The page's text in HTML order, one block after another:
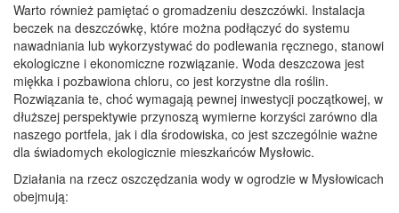
Warto również pamiętać o gromadzeniu deszczówki. Instalacja
beczek na deszczówkę, które można podłączyć do systemu
nawadniania lub wykorzystywać do podlewania ręcznego, stanowi
ekologiczne i ekonomiczne rozwiązanie. Woda deszczowa jest
miękka i pozbawiona chloru, co jest korzystne dla roślin.
Rozwiązania te, choć wymagają pewnej inwestycji początkowej, w
dłuższej perspektywie przynoszą wymierne korzyści zarówno dla
naszego portfela, jak i dla środowiska, co jest szczególnie ważne
dla świadomych ekologicznie mieszkańców Mysłowic.
Działania na rzecz oszczędzania wody w ogrodzie w Mysłowicach
obejmują: